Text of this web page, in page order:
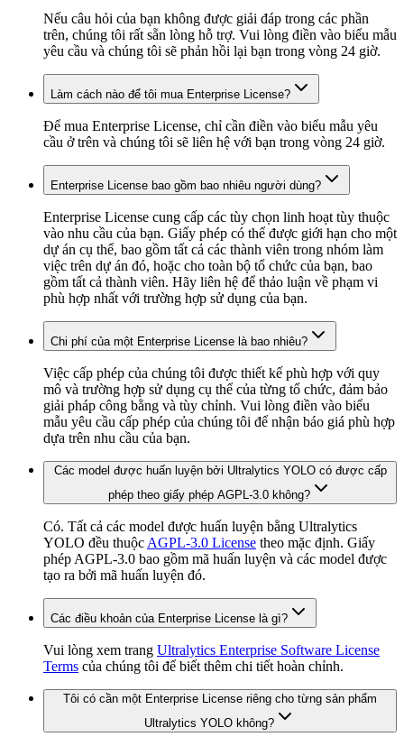
Nếu câu hỏi của bạn không được giải đáp trong các phần
trên, chúng tôi rất sẵn lòng hỗ trợ. Vui lòng điền vào biểu mẫu
yêu cầu và chúng tôi sẽ phản hồi lại bạn trong vòng 24 giờ.
Làm cách nào để tôi mua Enterprise License?
Để mua Enterprise License, chỉ cần điền vào biểu mẫu yêu
cầu ở trên và chúng tôi sẽ liên hệ với bạn trong vòng 24 giờ.
Enterprise License bao gồm bao nhiêu người dùng?
Enterprise License cung cấp các tùy chọn linh hoạt tùy thuộc
vào nhu cầu của bạn. Giấy phép có thể được giới hạn cho một
dự án cụ thể, bao gồm tất cả các thành viên trong nhóm làm
việc trên dự án đó, hoặc cho toàn bộ tổ chức của bạn, bao
gồm tất cả thành viên. Hãy liên hệ để thảo luận về phạm vi
phù hợp nhất với trường hợp sử dụng của bạn.
Chi phí của một Enterprise License là bao nhiêu?
Việc cấp phép của chúng tôi được thiết kế phù hợp với quy
mô và trường hợp sử dụng cụ thể của từng tổ chức, đảm bảo
giải pháp công bằng và tùy chỉnh. Vui lòng điền vào biểu
mẫu yêu cầu cấp phép của chúng tôi để nhận báo giá phù hợp
dựa trên nhu cầu của bạn.
Các model được huấn luyện bởi Ultralytics YOLO có được cấp
phép theo giấy phép AGPL-3.0 không?
Có. Tất cả các model được huấn luyện bằng Ultralytics
YOLO đều thuộc AGPL-3.0 License theo mặc định. Giấy
phép AGPL-3.0 bao gồm mã huấn luyện và các model được
tạo ra bởi mã huấn luyện đó.
Các điều khoản của Enterprise License là gì?
Vui lòng xem trang Ultralytics Enterprise Software License
Terms của chúng tôi để biết thêm chi tiết hoàn chỉnh.
Tôi có cần một Enterprise License riêng cho từng sản phẩm
Ultralytics YOLO không?